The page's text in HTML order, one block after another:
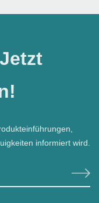
informiert wird.